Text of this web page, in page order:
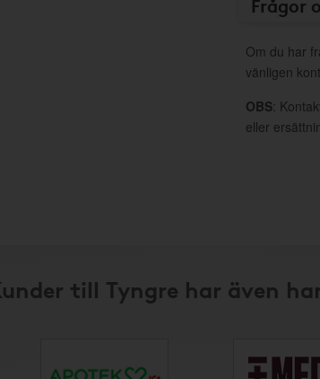
Om du har
vänligen
OBS:
eller
till Tyngre har även